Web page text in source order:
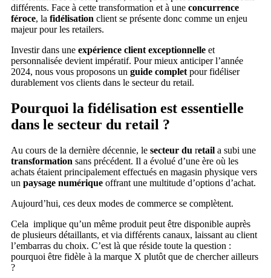
différents. Face à cette transformation et à une concurrence
féroce, la fidélisation client se présente donc comme un enjeu
majeur pour les retailers.
Investir dans une expérience client exceptionnelle et
personnalisée devient impératif. Pour mieux anticiper l’année
2024, nous vous proposons un guide complet pour fidéliser
durablement vos clients dans le secteur du retail.
Pourquoi la fidélisation est essentielle
dans le secteur du retail ?
Au cours de la dernière décennie, le secteur du retail a subi une
transformation sans précédent. Il a évolué d’une ère où les
achats étaient principalement effectués en magasin physique vers
un paysage numérique offrant une multitude d’options d’achat.
Aujourd’hui, ces deux modes de commerce se complètent.
Cela implique qu’un même produit peut être disponible auprès
de plusieurs détaillants, et via différents canaux, laissant au client
l’embarras du choix. C’est là que réside toute la question :
pourquoi être fidèle à la marque X plutôt que de chercher ailleurs
?